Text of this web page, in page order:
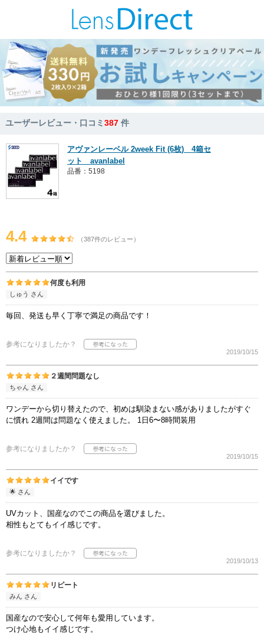
ユーザーレビュー・口コミ387 件
アヴァンレーベル 2week Fit (6枚) 4箱セ
ット avanlabel
品番：5198
4.4 （387件のレビュー）
何度も利用
しゅう さん
毎回、発送も早く丁寧で満足の商品です！
参考になりましたか？
2019/10/15
２週間問題なし
ちゃん さん
ワンデーから切り替えたので、初めは馴染まない感がありましたがすぐ
に慣れ 2週間は問題なく使えました。 1日6〜8時間装用
参考になりましたか？
2019/10/15
イイです
🌟 さん
UVカット、国産なのでこの商品を選びました。
相性もとてもイイ感じです。
参考になりましたか？
2019/10/13
リピート
みん さん
国産なので安心して何年も愛用しています。
つけ心地もイイ感じです。